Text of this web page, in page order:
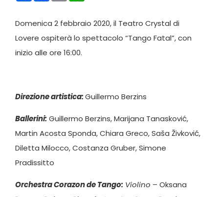
Domenica 2 febbraio 2020, il Teatro Crystal di
Lovere ospiterà lo spettacolo “Tango Fatal”, con
inizio alle ore 16:00.
Direzione artistica:Guillermo Berzins
Ballerini: Guillermo Berzins, Marijana Tanasković,
Martin Acosta Sponda, Chiara Greco, Saša Živković,
Diletta Milocco, Costanza Gruber, Simone
Pradissitto
Orchestra Corazon de Tango: Violino – Oksana